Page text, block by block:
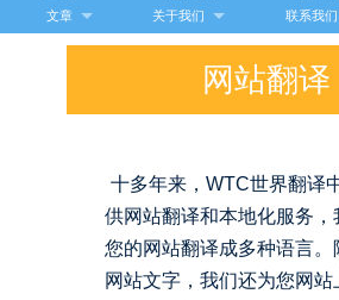
文章
关于我们 联系我们
网站翻译
十多年来，WTC世界翻译
供网站翻译和本地化服务，
您的网站翻译成多种语言。
网站文字，我们还为您网站